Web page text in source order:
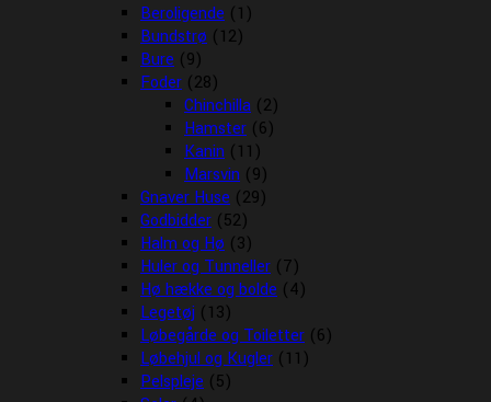
Beroligende (1)
Bundstrø (12)
Bure (9)
Foder (28)
Chinchilla (2)
Hamster (6)
Kanin (11)
Marsvin (9)
Gnaver Huse (29)
Godbidder (52)
Halm og Hø (3)
Huler og Tunneller (7)
Hø hække og bolde (4)
Legetøj (13)
Løbegårde og Toiletter (6)
Løbehjul og Kugler (11)
Pelspleje (5)